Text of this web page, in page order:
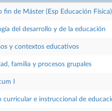
fin de Máster (Esp Educación Física)
del desarrollo y de la educación
y contextos educativos
familia y procesos grupales
I
curricular e instruccional de